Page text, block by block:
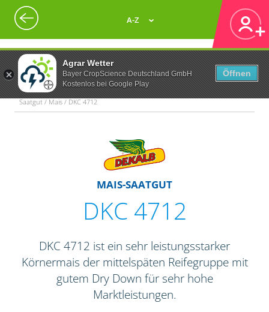
Agrar Wetter
Bayer CropScience Deutschland GmbH
Kostenlos bei Google Play
Öffnen
A-Z
Saatgut / Mais / DKC 4712
MAIS-SAATGUT
DKC 4712
DKC 4712 ist ein sehr leistungsstarker
Körnermais der mittelspäten Reifegruppe mit
gutem Dry Down für sehr hohe
Marktleistungen.